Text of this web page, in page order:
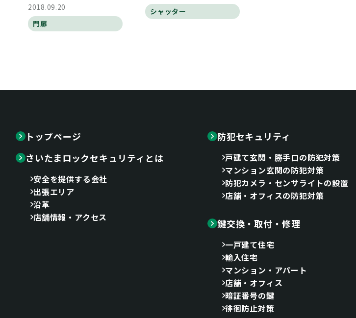
2018.09.20
門扉
シャッター
トップページ
さいたまロックセキュリティとは
安全を提供する会社
出張エリア
沿革
店舗情報・アクセス
防犯セキュリティ
戸建て玄関・勝手口の防犯対策
マンション玄関の防犯対策
防犯カメラ・センサライトの設置
店舗・オフィスの防犯対策
鍵交換・取付・修理
一戸建て住宅
輸入住宅
マンション・アパート
店舗・オフィス
暗証番号の鍵
徘徊防止対策